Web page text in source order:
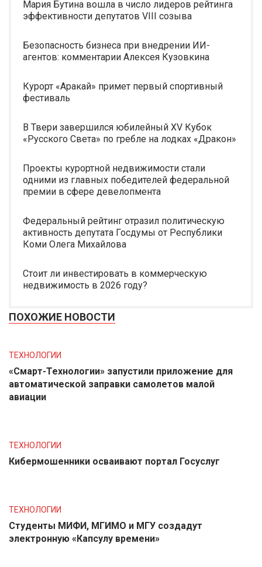
Мария Бутина вошла в число лидеров рейтинга
эффективности депутатов VIII созыва
Безопасность бизнеса при внедрении ИИ-
агентов: комментарии Алексея Кузовкина
Курорт «Аракай» примет первый спортивный
фестиваль
В Твери завершился юбилейный XV Кубок
«Русского Света» по гребле на лодках «Дракон»
Проекты курортной недвижимости стали
одними из главных победителей федеральной
премии в сфере девелопмента
Федеральный рейтинг отразил политическую
активность депутата Госдумы от Республики
Коми Олега Михайлова
Стоит ли инвестировать в коммерческую
недвижимость в 2026 году?
ПОХОЖИЕ НОВОСТИ
ТЕХНОЛОГИИ
«Смарт-Технологии» запустили приложение для
автоматической заправки самолетов малой
авиации
ТЕХНОЛОГИИ
Кибермошенники осваивают портал Госуслуг
ТЕХНОЛОГИИ
Студенты МИФИ, МГИМО и МГУ создадут
электронную «Капсулу времени»